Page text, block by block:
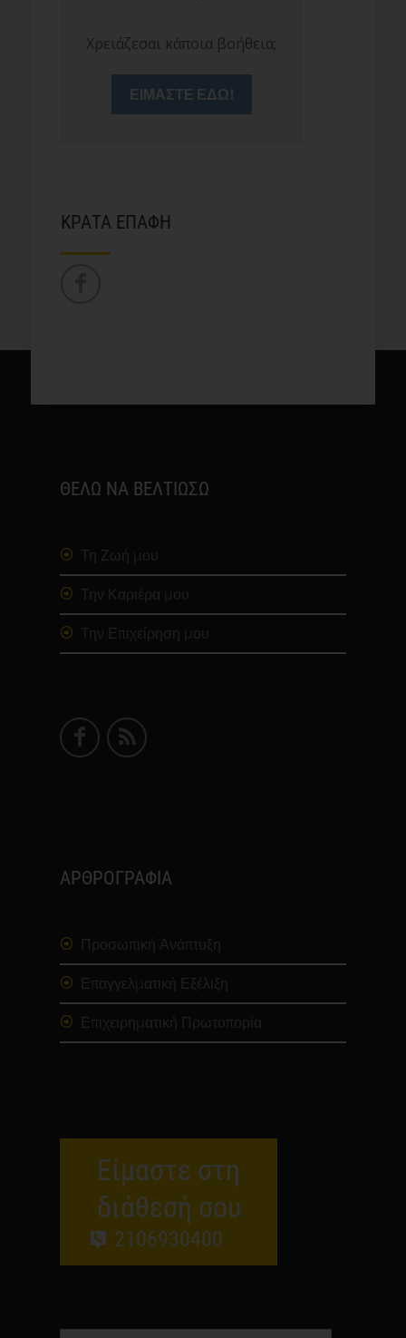
Χρειάζεσαι κάποια βοήθεια;
ΕΙΜΑΣΤΕ ΕΔΩ!
ΚΡΑΤΑ ΕΠΑΦΗ
ΘΕΛΩ ΝΑ ΒΕΛΤΙΩΣΩ
Τη Ζωή μου
Την Καριέρα μου
Την Επιχείρηση μου
ΑΡΘΡΟΓΡΑΦΙΑ
Προσωπική Ανάπτυξη
Επαγγελματική Εξέλιξη
Επιχειρηματική Πρωτοπορία
Είμαστε στη
διάθεσή σου
2106930400